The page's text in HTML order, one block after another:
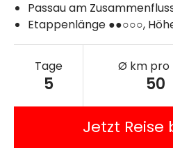
Passau am
Etappenlänge ●●○○○,
Tage
5
Ø km pro
50
Jetzt Reise